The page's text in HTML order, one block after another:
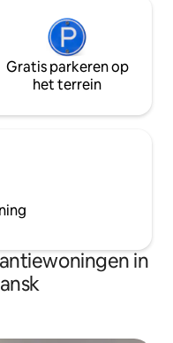
Gratis parkeren op
het terrein
in